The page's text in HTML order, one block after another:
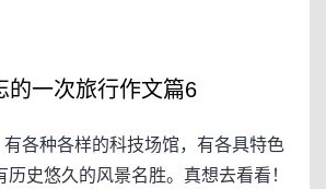
的一次旅行作文篇6
各种各样的科技场馆，有各具特色
历史悠久的风景名胜。真想去看看！